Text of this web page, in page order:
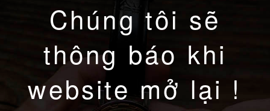
Chúng tôi sẽ
thông báo khi
website mở lại !